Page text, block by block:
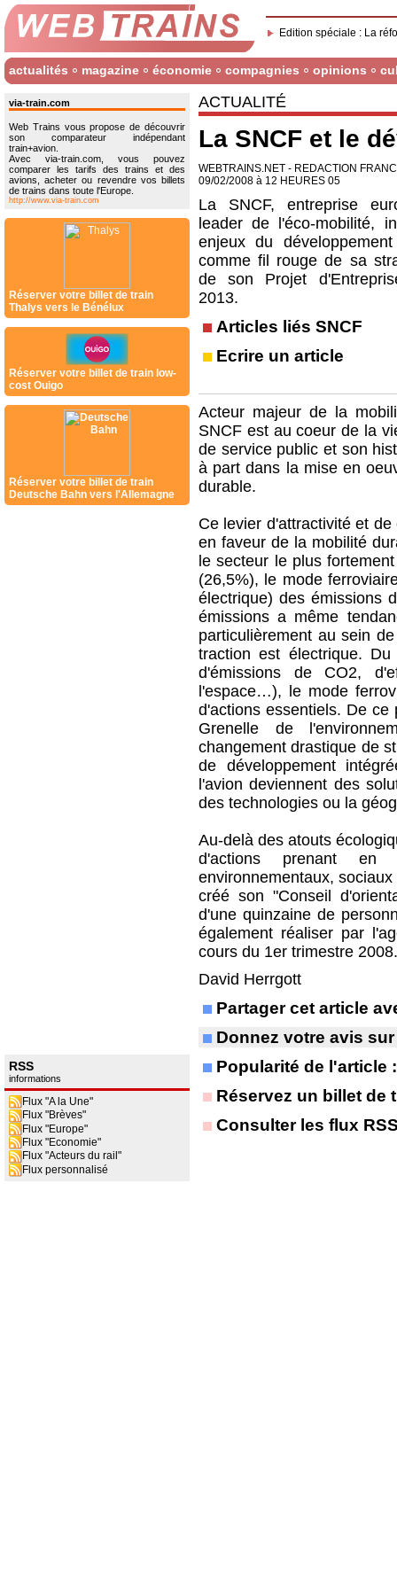
Edition spéciale : La
actualités magazine économie compagnies opinions
via-train.com
Web Trains vous propose de découvrir
son comparateur indépendant
train+avion.
Avec via-train.com, vous pouvez
comparer les tarifs des trains et des
avions, acheter ou revendre vos billets
de trains dans toute l'Europe.
http://www.via-train.com
Réserver votre billet de train
Thalys vers le Bénélux
Réserver votre billet de train low-
cost Ouigo
Réserver votre billet de train
Deutsche Bahn vers l'Allemagne
RSS
informations
Flux "A la Une"
Flux "Brèves"
Flux "Europe"
Flux "Economie"
Flux "Acteurs du rail"
Flux personnalisé
ACTUALITÉ
La SNCF et le
WEBTRAINS.NET - REDACTION
09/02/2008 à 12 HEURES 05
La SNCF, entreprise
leader de l'éco-mobilité,
enjeux du
comme fil rouge de sa
de son Projet
2013.
Articles liés SNCF
Ecrire un article
Acteur majeur de la
SNCF est au coeur de la
de service public et son
à part dans la mise en
durable.
Ce levier d'attractivité et
en faveur de la mobilité
le secteur le plus
(26,5%), le mode
électrique) des émissions
émissions a même
particulièrement au sein
traction est électrique.
d'émissions de CO2,
l'espace…), le mode
d'actions essentiels. De
Grenelle de
changement drastique de
de développement
l'avion deviennent des
des technologies ou la
Au-delà des atouts
d'actions prenant en
environnementaux,
créé son "Conseil
d'une quinzaine de
également réaliser par
cours du 1er trimestre 2008.
David Herrgott
Partager cet article
Donnez votre avis
Popularité de l'article
Réservez un billet de
Consulter les flux